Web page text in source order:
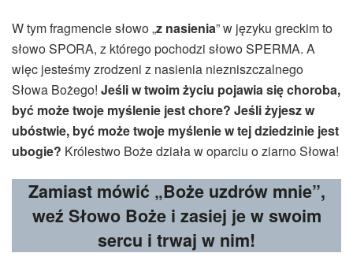
W tym fragmencie słowo „z nasienia” w języku greckim to
słowo SPORA, z którego pochodzi słowo SPERMA. A
więc jesteśmy zrodzeni z nasienia niezniszczalnego
Słowa Bożego! Jeśli w twoim życiu pojawia się choroba,
być może twoje myślenie jest chore? Jeśli żyjesz w
ubóstwie, być może twoje myślenie w tej dziedzinie jest
ubogie? Królestwo Boże działa w oparciu o ziarno Słowa!
Zamiast mówić „Boże uzdrów mnie”,
weź Słowo Boże i zasiej je w swoim
sercu i trwaj w nim!